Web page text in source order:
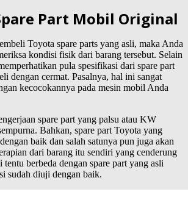
Part Mobil Original
Toyota spare parts yang asli, maka Anda
kondisi fisik dari barang tersebut. Selain
pula spesifikasi dari spare part
dengan cermat. Pasalnya, hal ini sangat
kecocokannya pada mesin mobil Anda
spare part yang palsu atau KW
Bahkan, spare part Toyota yang
baik dan salah satunya pun juga akan
dari barang itu sendiri yang cenderung
berbeda dengan spare part yang asli
sudah diuji dengan baik.